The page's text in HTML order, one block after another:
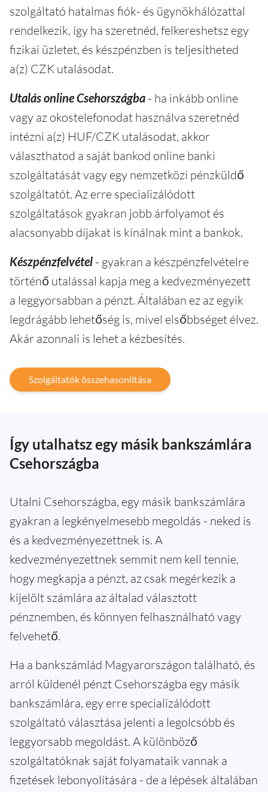
szolgáltató hatalmas fiók- és ügynökhálózattal
rendelkezik, így ha szeretnéd, felkereshetsz egy
fizikai üzletet, és készpénzben is teljesítheted
a(z) CZK utalásodat.
Utalás online Csehországba - ha inkább online
vagy az okostelefonodat használva szeretnéd
intézni a(z) HUF/CZK utalásodat, akkor
választhatod a saját bankod online banki
szolgáltatását vagy egy nemzetközi pénzküldő
szolgáltatót. Az erre specializálódott
szolgáltatások gyakran jobb árfolyamot és
alacsonyabb díjakat is kínálnak mint a bankok.
Készpénzfelvétel - gyakran a készpénzfelvételre
történő utalással kapja meg a kedvezményezett
a leggyorsabban a pénzt. Általában ez az egyik
legdrágább lehetőség is, mivel elsőbbséget élvez.
Akár azonnali is lehet a kézbesítés.
Szolgáltatók összehasonlítása
Így utalhatsz egy másik bankszámlára
Csehországba
Utalni Csehországba, egy másik bankszámlára
gyakran a legkényelmesebb megoldás - neked is
és a kedvezményezettnek is. A
kedvezményezettnek semmit nem kell tennie,
hogy megkapja a pénzt, az csak megérkezik a
kijelölt számlára az általad választott
pénznemben, és könnyen felhasználható vagy
felvehető.
Ha a bankszámlád Magyarországon található, és
arról küldenél pénzt Csehországba egy másik
bankszámlára, egy erre specializálódott
szolgáltató választása jelenti a legolcsóbb és
leggyorsabb megoldást. A különböző
szolgáltatóknak saját folyamataik vannak a
fizetések lebonyolítására - de a lépések általában